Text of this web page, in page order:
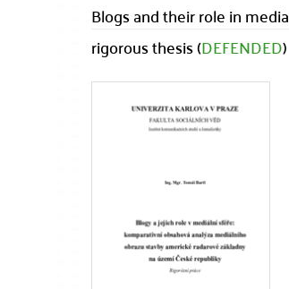
Blogs and their role in media
rigorous thesis (DEFENDED)